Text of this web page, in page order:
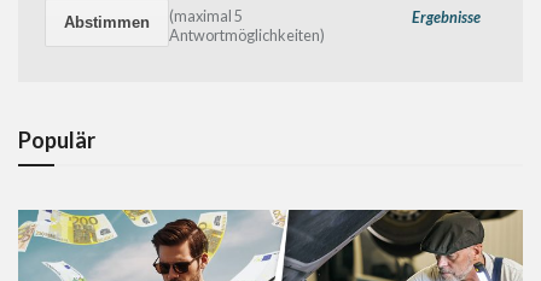
Ergebnisse
(maximal 5
Antwortmöglichkeiten)
Populär